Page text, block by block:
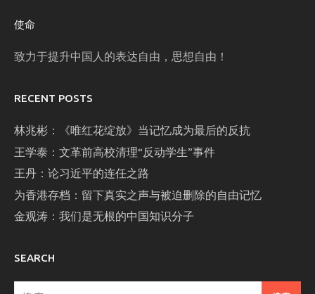
使命
致力于提升中国人的表达自由，思想自由！
RECENT POSTS
林兆彬：《唯红花绽放》当记忆成为最后的反抗
王学泰：文革前高校清理“反动学生”事件
王丹：论习近平的连任之路
为香港存档：留下真实之声与被迫删除的自由记忆
金观涛：我们是无根的中国知识分子
SEARCH
搜